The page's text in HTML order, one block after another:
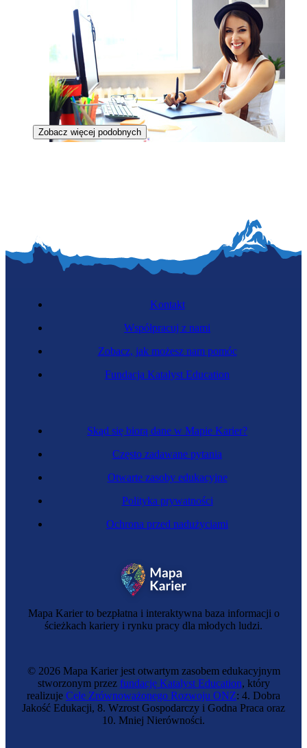
Zawód przyszłości
Inżynierka kultur tkankowych
Zobacz więcej podobnych
Mapa Karier to bezpłatna i interaktywna baza informacji o
ścieżkach kariery i rynku pracy dla młodych ludzi.
Skąd się biorą dane w Mapie Karier?
Często zadawane pytania
Otwarte zasoby edukacyjne
Polityka prywatności
Ochrona przed nadużyciami
Kontakt
Współpracuj z nami
Zobacz, jak możesz nam pomóc
Fundacja Katalyst Education
© 2026 Mapa Karier jest otwartym zasobem edukacyjnym
stworzonym przez fundację Katalyst Education, który
realizuje Cele Zrównoważonego Rozwoju ONZ: 4. Dobra
Jakość Edukacji, 8. Wzrost Gospodarczy i Godna Praca oraz
10. Mniej Nierówności.